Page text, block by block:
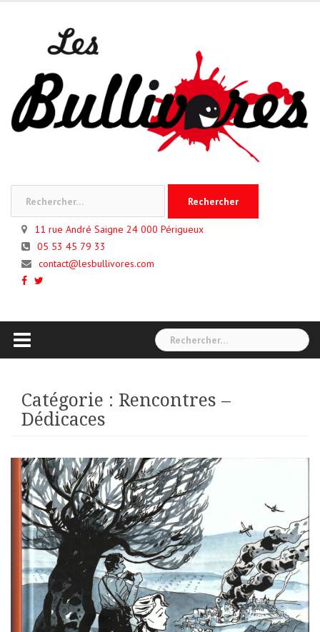
11 rue André Saigne 24 000 Périgueux
05 53 45 79 33
contact@lesbullivores.com
Rechercher :
Catégorie : Rencontres –
Dédicaces